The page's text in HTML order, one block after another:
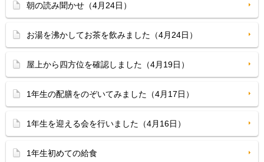
朝の読み聞かせ（4月24日）
お湯を沸かしてお茶を飲みました（4月24日）
屋上から四方位を確認しました（4月19日）
1年生の配膳をのぞいてみました（4月17日）
1年生を迎える会を行いました（4月16日）
1年生初めての給食